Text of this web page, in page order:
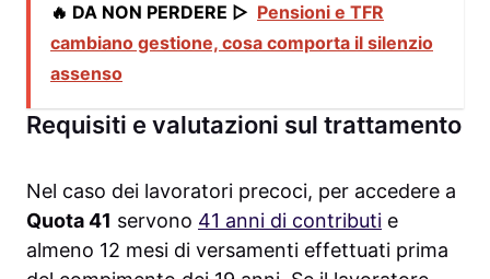
🔥 DA NON PERDERE ▷ Pensioni e TFR
cambiano gestione, cosa comporta il silenzio
assenso
Requisiti e valutazioni sul trattamento
Nel caso dei lavoratori precoci, per accedere a
Quota 41 servono 41 anni di contributi e
almeno 12 mesi di versamenti effettuati prima